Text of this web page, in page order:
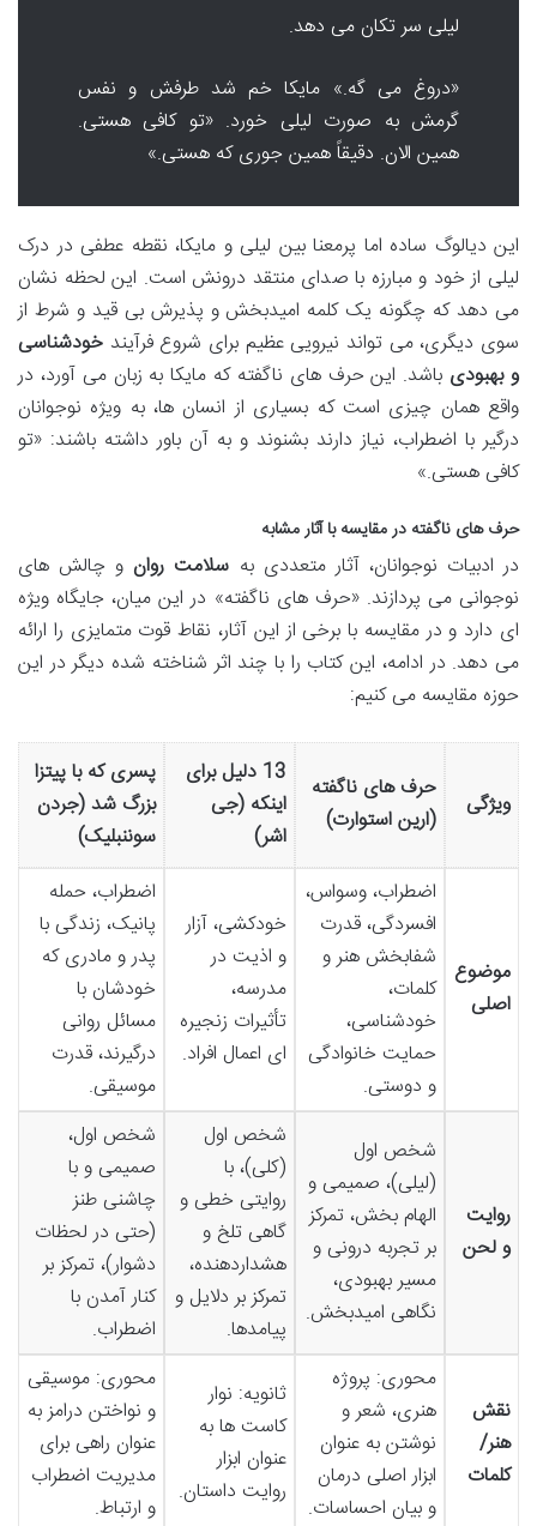
لیلی سر تکان می دهد.
«دروغ می گه.» مایکا خم شد طرفش و نفس
گرمش به صورت لیلی خورد. «تو کافی هستی.
همین الان. دقیقاً همین جوری که هستی.»
این دیالوگ ساده اما پرمعنا بین لیلی و مایکا، نقطه عطفی در درک
لیلی از خود و مبارزه با صدای منتقد درونش است. این لحظه نشان
می دهد که چگونه یک کلمه امیدبخش و پذیرش بی قید و شرط از
سوی دیگری، می تواند نیرویی عظیم برای شروع فرآیند خودشناسی
و بهبودی باشد. این حرف های ناگفته که مایکا به زبان می آورد، در
واقع همان چیزی است که بسیاری از انسان ها، به ویژه نوجوانان
درگیر با اضطراب، نیاز دارند بشنوند و به آن باور داشته باشند: «تو
کافی هستی.»
حرف های ناگفته در مقایسه با آثار مشابه
در ادبیات نوجوانان، آثار متعددی به سلامت روان و چالش های
نوجوانی می پردازند. «حرف های ناگفته» در این میان، جایگاه ویژه
ای دارد و در مقایسه با برخی از این آثار، نقاط قوت متمایزی را ارائه
می دهد. در ادامه، این کتاب را با چند اثر شناخته شده دیگر در این
حوزه مقایسه می کنیم:
ویژگی
حرف های ناگفته
(ارین استوارت)
13 دلیل برای
اینکه (جی
اشر)
پسری که با پیتزا
بزرگ شد (جردن
سوننبلیک)
موضوع
اصلی
اضطراب، وسواس،
افسردگی، قدرت
شفابخش هنر و
کلمات،
خودشناسی،
حمایت خانوادگی
و دوستی.
خودکشی، آزار
و اذیت در
مدرسه،
تأثیرات زنجیره
ای اعمال افراد.
اضطراب، حمله
پانیک، زندگی با
پدر و مادری که
خودشان با
مسائل روانی
درگیرند، قدرت
موسیقی.
روایت
و لحن
شخص اول
(لیلی)، صمیمی و
الهام بخش، تمرکز
بر تجربه درونی و
مسیر بهبودی،
نگاهی امیدبخش.
شخص اول
(کلی)، با
روایتی خطی و
گاهی تلخ و
هشداردهنده،
تمرکز بر دلایل و
پیامدها.
شخص اول،
صمیمی و با
چاشنی طنز
(حتی در لحظات
دشوار)، تمرکز بر
کنار آمدن با
اضطراب.
نقش
هنر/
کلمات
محوری: پروژه
هنری، شعر و
نوشتن به عنوان
ابزار اصلی درمان
و بیان احساسات.
ثانویه: نوار
کاست ها به
عنوان ابزار
روایت داستان.
محوری: موسیقی
و نواختن درامز به
عنوان راهی برای
مدیریت اضطراب
و ارتباط.